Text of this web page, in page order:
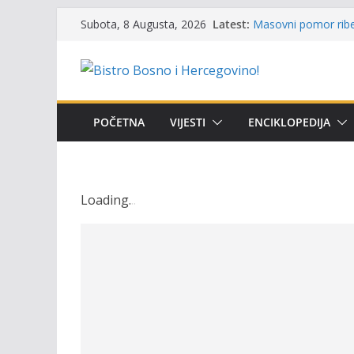
Skip
content
Subota, 8 Augusta, 2026 Latest: osvojili prelazni
Satnica 7. i 8. kola
i amura’
Obavještenje
POČETNA VIJESTI ENCIKLOPEDIJA
Loading...